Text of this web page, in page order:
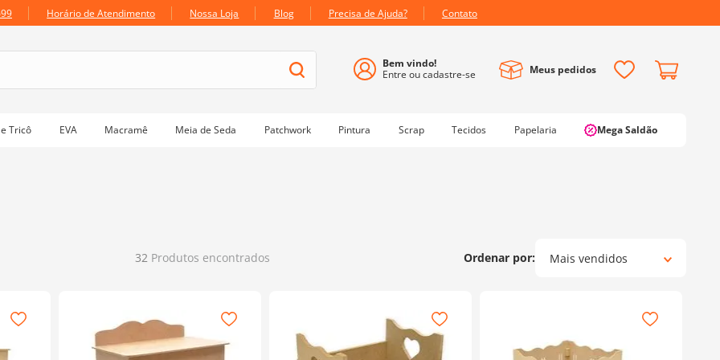
Horário de Atendimento Nossa Loja Blog Precisa de Ajuda? Contato
Meus pedidos
Tricô EVA Macramê Meia de Seda Patchwork Pintura Scrap Tecidos Papelaria Mega Saldão
32 Produtos Mais vendidos